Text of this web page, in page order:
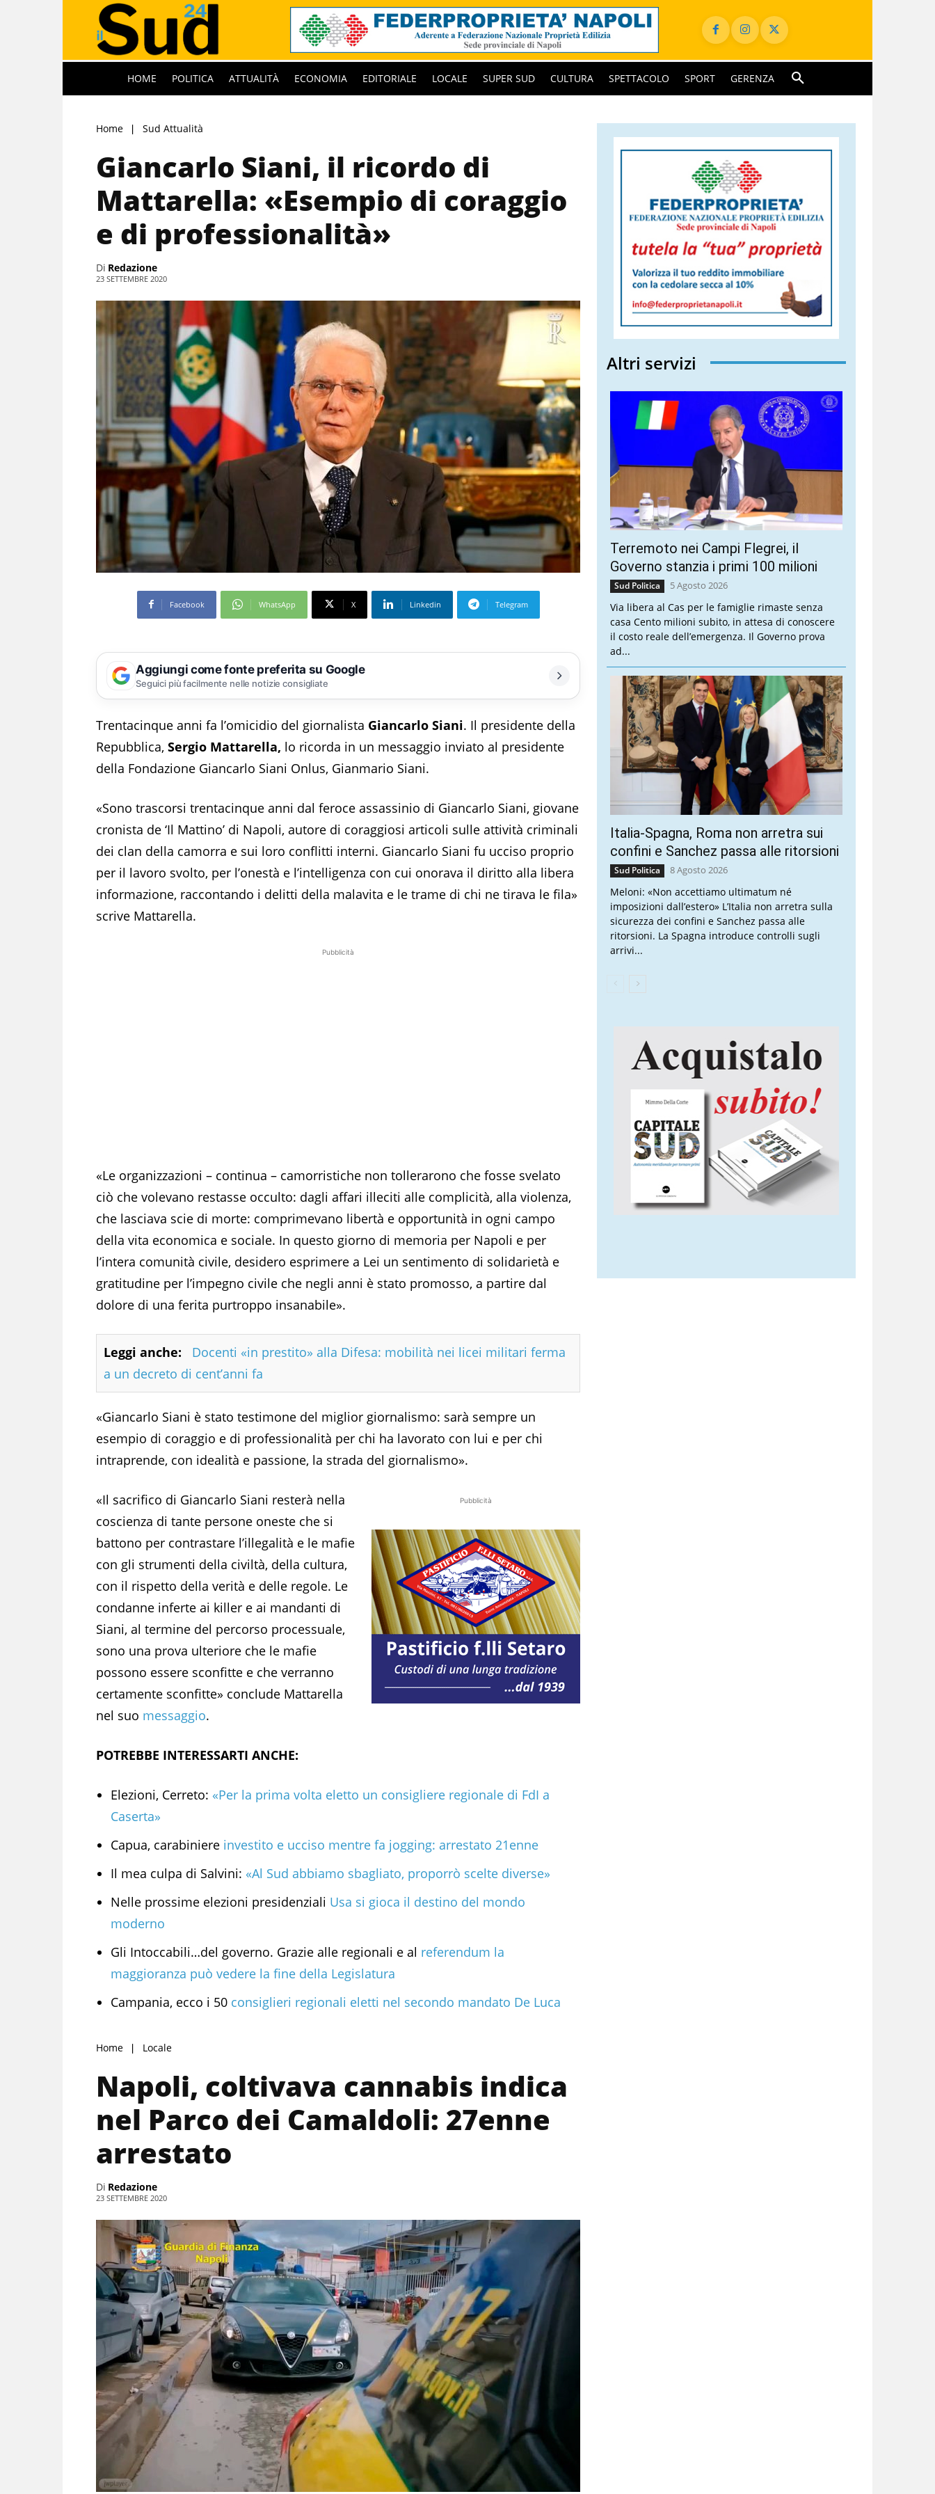
HOME POLITICA ATTUALITÀ ECONOMIA EDITORIALE LOCALE SUPER SUD CULTURA SPETTACOLO SPORT GERENZA
Home Sud Attualità
Giancarlo Siani, il ricordo di
Mattarella: «Esempio di coraggio
e di professionalità»
Di Redazione
23 SETTEMBRE 2020
Facebook WhatsApp X Linkedin Telegram
Aggiungi come fonte preferita su Google
Seguici più facilmente nelle notizie consigliate
Trentacinque anni fa l’omicidio del giornalista Giancarlo Siani. Il presidente della
Repubblica, Sergio Mattarella, lo ricorda in un messaggio inviato al presidente
della Fondazione Giancarlo Siani Onlus, Gianmario Siani.
«Sono trascorsi trentacinque anni dal feroce assassinio di Giancarlo Siani, giovane
cronista de ‘Il Mattino’ di Napoli, autore di coraggiosi articoli sulle attività criminali
dei clan della camorra e sui loro conflitti interni. Giancarlo Siani fu ucciso proprio
per il lavoro svolto, per l’onestà e l’intelligenza con cui onorava il diritto alla libera
informazione, raccontando i delitti della malavita e le trame di chi ne tirava le fila»
scrive Mattarella.
Pubblicità
«Le organizzazioni – continua – camorristiche non tollerarono che fosse svelato
ciò che volevano restasse occulto: dagli affari illeciti alle complicità, alla violenza,
che lasciava scie di morte: comprimevano libertà e opportunità in ogni campo
della vita economica e sociale. In questo giorno di memoria per Napoli e per
l’intera comunità civile, desidero esprimere a Lei un sentimento di solidarietà e
gratitudine per l’impegno civile che negli anni è stato promosso, a partire dal
dolore di una ferita purtroppo insanabile».
Leggi anche:
Docenti «in prestito» alla Difesa: mobilità nei licei militari ferma
a un decreto di cent’anni fa
«Giancarlo Siani è stato testimone del miglior giornalismo: sarà sempre un
esempio di coraggio e di professionalità per chi ha lavorato con lui e per chi
intraprende, con idealità e passione, la strada del giornalismo».
Pubblicità
«Il sacrifico di Giancarlo Siani resterà nella
coscienza di tante persone oneste che si
battono per contrastare l’illegalità e le mafie
con gli strumenti della civiltà, della cultura,
con il rispetto della verità e delle regole. Le
condanne inferte ai killer e ai mandanti di
Siani, al termine del percorso processuale,
sono una prova ulteriore che le mafie
possono essere sconfitte e che verranno
certamente sconfitte» conclude Mattarella
nel suo messaggio.
POTREBBE INTERESSARTI ANCHE:
Elezioni, Cerreto: «Per la prima volta eletto un consigliere regionale di FdI a
Caserta»
Capua, carabiniere investito e ucciso mentre fa jogging: arrestato 21enne
Il mea culpa di Salvini: «Al Sud abbiamo sbagliato, proporrò scelte diverse»
Nelle prossime elezioni presidenziali Usa si gioca il destino del mondo
moderno
Gli Intoccabili…del governo. Grazie alle regionali e al referendum la
maggioranza può vedere la fine della Legislatura
Campania, ecco i 50 consiglieri regionali eletti nel secondo mandato De Luca
Home Locale
Napoli, coltivava cannabis indica
nel Parco dei Camaldoli: 27enne
arrestato
Di Redazione
23 SETTEMBRE 2020
Altri servizi
Terremoto nei Campi Flegrei, il
Governo stanzia i primi 100 milioni
Sud Politica 5 Agosto 2026
Via libera al Cas per le famiglie rimaste senza
casa Cento milioni subito, in attesa di conoscere
il costo reale dell’emergenza. Il Governo prova
ad...
Italia-Spagna, Roma non arretra sui
confini e Sanchez passa alle ritorsioni
Sud Politica 8 Agosto 2026
Meloni: «Non accettiamo ultimatum né
imposizioni dall’estero» L’Italia non arretra sulla
sicurezza dei confini e Sanchez passa alle
ritorsioni. La Spagna introduce controlli sugli
arrivi...